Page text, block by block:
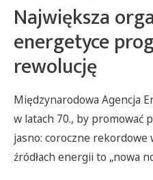
Największa
energetyce
rewolucję
Międzynarodowa Agencja
w latach 70., by promować
jasno: coroczne
źródłach energii to „nowa